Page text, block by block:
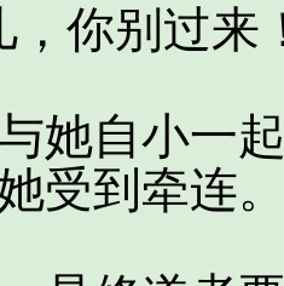
你别过来
自小一起
受到牵连